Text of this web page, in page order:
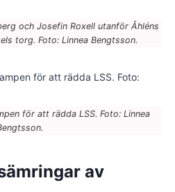
och Josefin Roxell utanför Åhléns
torg. Foto: Linnea Bengtsson.
för att rädda LSS. Foto: Linnea
av